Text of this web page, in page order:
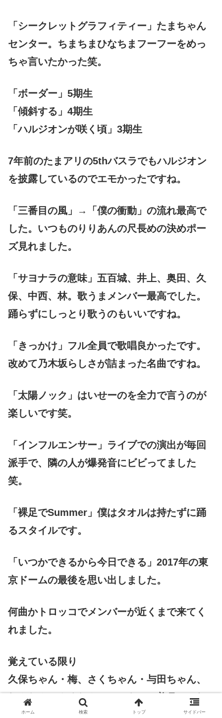
「シークレットグラフィティー」たまちゃん
センター。ちまちまひなちまフーフーをめっ
ちゃ言いたかった笑。
「ボーダー」5期生
「傾斜する」4期生
「ハルジオンが咲く頃」3期生
7年前のたまアリの5thバスラでもハルジオン
を披露しているのでエモかったですね。
「三番目の風」→「僕の衝動」の流れ最高で
した。いつものりりあんの尺長めの決めポー
ズ見れました。
「サヨナラの意味」五百城、井上、奥田、久
保、中西、林。歌うまメンバー最高でした。
踊らずにしっとり歌うのもいいですね。
「きっかけ」フル全員で歌唱良かったです。
改めて乃木坂らしさが詰まった名曲ですね。
「太陽ノック」はいせーのを全力で言うのが
楽しいです笑。
「インフルエンサー」ライブでの演出が毎回
派手で、隣の人が爆発音にビビってました
笑。
「裸足でSummer」僕はタオルは持たずに踊
るスタイルです。
「いつかできるから今日できる」2017年の東
京ドームの最後を思い出しました。
何曲かトロッコでメンバーが近くまで来てく
れました。
覚えている限り
久保ちゃん・梅、さくちゃん・与田ちゃん、
れんたん・さくたん、かっきー・美月、てれ
さ・あやめちゃん。正確ではないです笑。普
ホーム 検索 トップ サイドバー